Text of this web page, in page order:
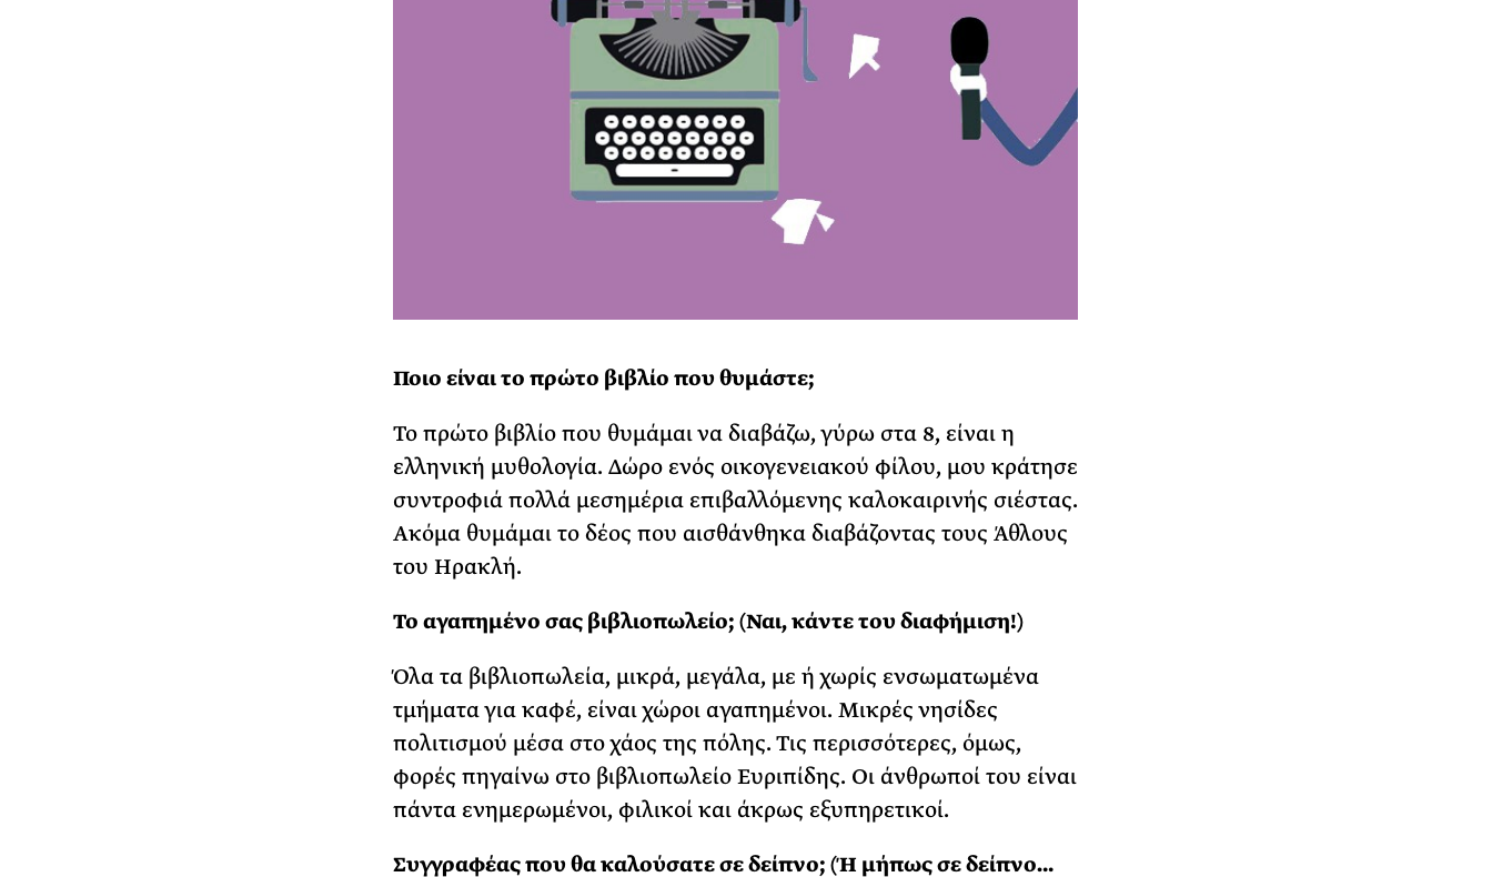
Ποιο είναι το πρώτο βιβλίο που θυμάστε;
Το πρώτο βιβλίο που θυμάμαι να διαβάζω, γύρω στα 8, είναι η
ελληνική μυθολογία. Δώρο ενός οικογενειακού φίλου, μου κράτησε
συντροφιά πολλά μεσημέρια επιβαλλόμενης καλοκαιρινής σιέστας.
Ακόμα θυμάμαι το δέος που αισθάνθηκα διαβάζοντας τους Άθλους
του Ηρακλή.
Το αγαπημένο σας βιβλιοπωλείο; (Ναι, κάντε του διαφήμιση!)
Όλα τα βιβλιοπωλεία, μικρά, μεγάλα, με ή χωρίς ενσωματωμένα
τμήματα για καφέ, είναι χώροι αγαπημένοι. Μικρές νησίδες
πολιτισμού μέσα στο χάος της πόλης. Τις περισσότερες, όμως,
φορές πηγαίνω στο βιβλιοπωλείο Ευριπίδης. Οι άνθρωποί του είναι
πάντα ενημερωμένοι, φιλικοί και άκρως εξυπηρετικοί.
Συγγραφέας που θα καλούσατε σε δείπνο; (Ή μήπως σε δείπνο…